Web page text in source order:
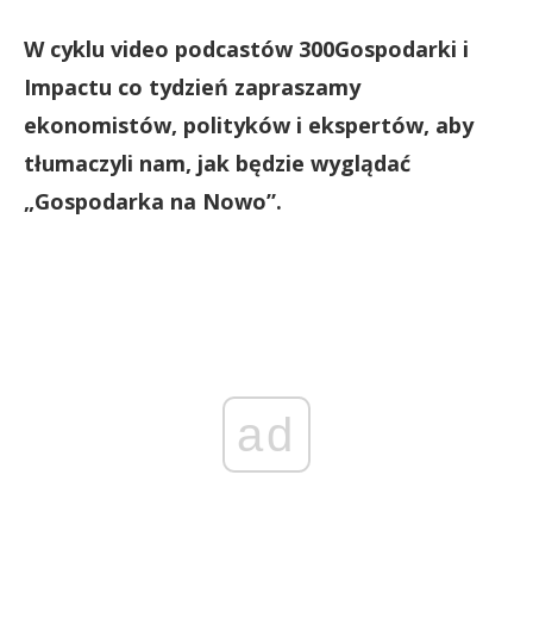
W cyklu video podcastów 300Gospodarki i
Impactu co tydzień zapraszamy
ekonomistów, polityków i ekspertów, aby
tłumaczyli nam, jak będzie wyglądać
„Gospodarka na Nowo”.
ad